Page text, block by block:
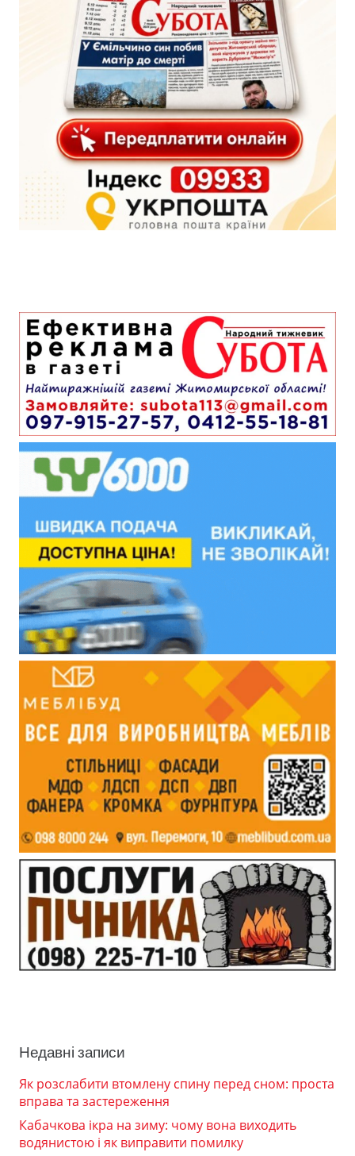
Недавні записи
Як розслабити втомлену спину перед сном: проста
вправа та застереження
Кабачкова ікра на зиму: чому вона виходить
водянистою і як виправити помилку